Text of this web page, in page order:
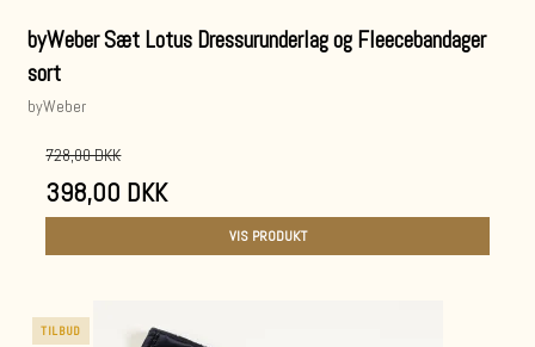
byWeber Sæt Lotus Dressurunderlag og Fleecebandager
sort
byWeber
728,00 DKK
398,00 DKK
VIS PRODUKT
TILBUD